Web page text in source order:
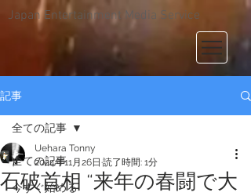
Japan Entertainment Media Service
記事
全ての記事
今すぐ始める
全ての記事
石破首相 “来年の春闘で大
Uehara Tonny
2024年11月26日 読了時間: 1分